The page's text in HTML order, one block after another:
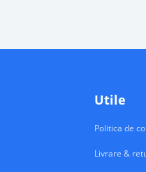
Utile
Politica de
Livrare &